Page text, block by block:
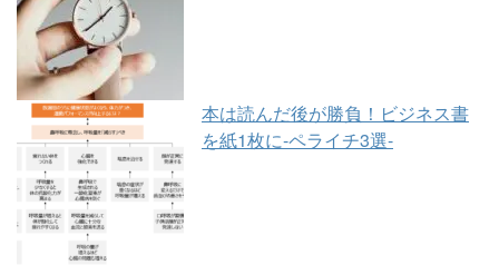
本は読んだ後が勝負！ビジネス書
を紙1枚に-ペライチ3選-